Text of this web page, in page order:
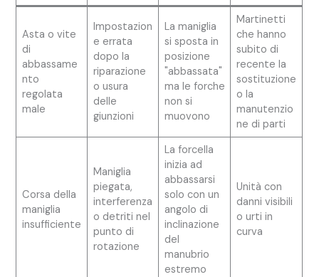
Asta o vite
di
abbassame
nto
regolata
male
Impostazion
e errata
dopo la
riparazione
o usura
delle
giunzioni
La maniglia
si sposta in
posizione
"abbassata"
ma le forche
non si
muovono
Martinetti
che hanno
subito di
recente la
sostituzione
o la
manutenzio
ne di parti
Corsa della
maniglia
insufficiente
Maniglia
piegata,
interferenza
o detriti nel
punto di
rotazione
La forcella
inizia ad
abbassarsi
solo con un
angolo di
inclinazione
del
manubrio
estremo
Unità con
danni visibili
o urti in
curva